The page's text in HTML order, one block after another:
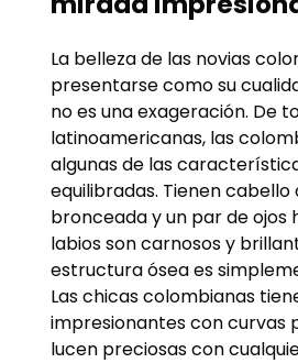
La belleza de las novias
presentarse como su
no es una exageración. De
latinoamericanas, las
algunas de las
equilibradas. Tienen cabello
bronceada y un par de ojos
labios son carnosos y
estructura ósea es
Las chicas colombianas
impresionantes con curvas
lucen preciosas con